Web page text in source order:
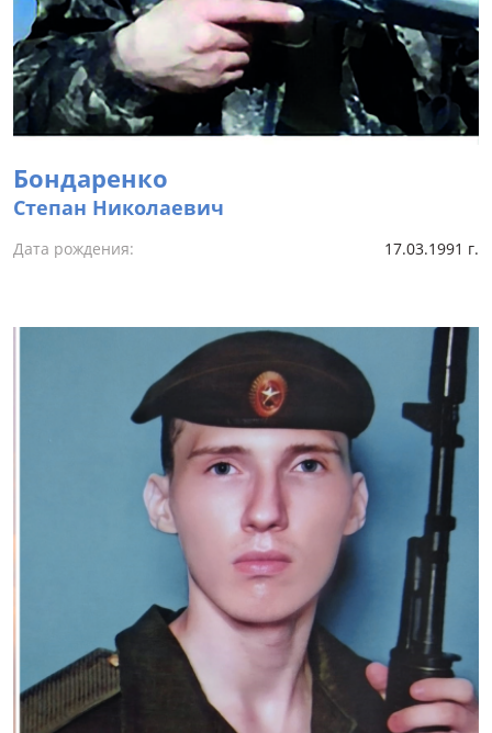
Бондаренко
Степан Николаевич
Дата рождения: 17.03.1991 г.